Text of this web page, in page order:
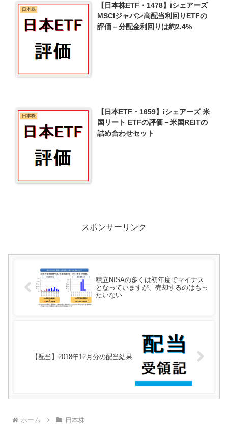
日本株
【日本株ETF・1478】iシェアーズ
MSCIジャパン高配当利回りETFの
評価－分配金利回りは約2.4%
日本株
【日本ETF・1659】iシェアーズ 米
国リート ETFの評価－米国REITの
詰め合わせセット
スポンサーリンク
積立NISAの多くは初年度でマイナス
となっていますが、売却するのはもっ
たいない
【配当】2018年12月分の配当結果
ホーム 日本株